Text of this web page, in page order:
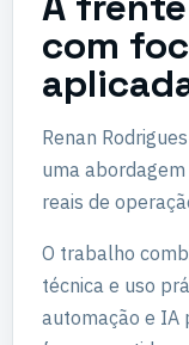
com
Renan
uma
reais de
O trabalho
técnica e uso
automação e IA